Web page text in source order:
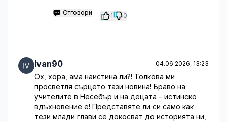
Отговори 1 0
Ivan90 04.06.2026, 13:23
Ох, хора, ама наистина ли?! Толкова ми
просветля сърцето тази новина! Браво на
учителите в Несебър и на децата – истинско
вдъхновение е! Представяте ли си само как
тези млади глави се докосват до историята ни,